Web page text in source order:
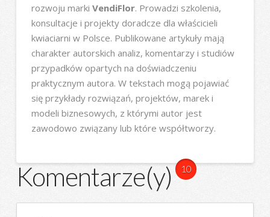
rozwoju marki VendiFlor. Prowadzi szkolenia,
konsultacje i projekty doradcze dla właścicieli
kwiaciarni w Polsce. Publikowane artykuły mają
charakter autorskich analiz, komentarzy i studiów
przypadków opartych na doświadczeniu
praktycznym autora. W tekstach mogą pojawiać
się przykłady rozwiązań, projektów, marek i
modeli biznesowych, z którymi autor jest
zawodowo związany lub które współtworzy.
Komentarze(y) 10